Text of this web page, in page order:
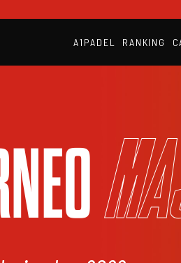
A1PADEL RANKING